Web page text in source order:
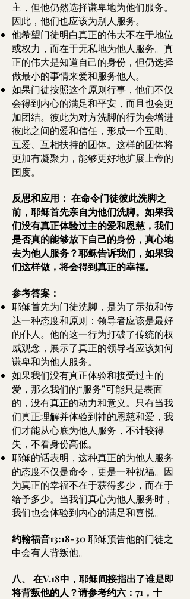
主，但他仍然选择谦卑地为他们服务。
因此，他们也应该为别人服务。
他希望门徒明白真正的伟大不在于地位
或权力，而在于无私地为他人服务。真
正的伟大是知道自己的身份，但仍选择
做最小的事情来爱和服务他人。
如果门徒按照这个原则行事，他们不仅
会得到内心的满足和平安，而且也会更
加团结。彼此为对方洗脚的行为会增进
彼此之间的爱和信任，形成一个互助、
互爱、互相扶持的团体。这样的团体将
更加有凝聚力，能够更好地扩展上帝的
国度。
反思和应用： 在命令门徒彼此洗脚之
前，耶稣首先亲自为他们洗脚。如果我
们没有真正体验过主的爱和恩慈，我们
是否真的能够放下自己的身份，真心地
去为他人服务？耶稣告诉我们，如果我
们这样做，将会得到真正的幸福。
参考答案：
耶稣首先为门徒洗脚，是为了示范和传
达一种态度和原则：领导者应该是最好
的仆人。他的这一行为打破了传统的权
威观念，展示了真正的领导者应该如何
谦卑和为他人服务。
如果我们没有真正体验和接受过主的
爱，那么我们的“服务”可能只是表面
的，没有真正的动力和意义。只有当我
们真正理解并体验到神的恩慈和爱，我
们才能从心底为他人服务，不计较得
失，不看身份高低。
耶稣的话表明，这种真正的为他人服务
的态度不仅是命令，更是一种祝福。因
为真正的幸福不在于获得多少，而在于
给予多少。当我们真心为他人服务时，
我们也会体验到内心的满足和喜悦。
约翰福音13:18-30耶稣预告他的门徒之
中会有人背叛他。
八、
在V.18中，耶稣间接指出了谁是即
将背叛他的人？请参考约六：71，十